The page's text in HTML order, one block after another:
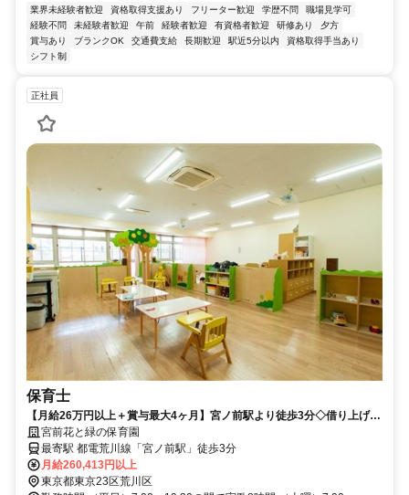
業界未経験者歓迎 資格取得支援あり フリーター歓迎 学歴不問
職場見学可
経験不問
未経験者歓迎 午前 経験者歓迎 有資格者歓迎 研修あり
夕方
賞与あり
ブランクOK 交通費支給 長期歓迎 駅近5分以内
資格取得手当あり
シフト制
正社員
保育士
【月給26万円以上＋賞与最大4ヶ月】宮ノ前駅より徒歩3分◇借り上げ社
宅や各種手当も充実の認可保育園【荒川区・保育園・宮ノ前駅・保育
士・正職員】
宮前花と緑の保育園
最寄駅 都電荒川線「宮ノ前駅」徒歩3分
月給260,413円以上
東京都東京23区荒川区